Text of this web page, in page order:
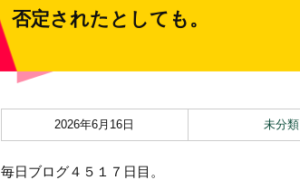
否定されたとしても。
2026年6月16日 未分類
毎日ブログ４５１７日目。